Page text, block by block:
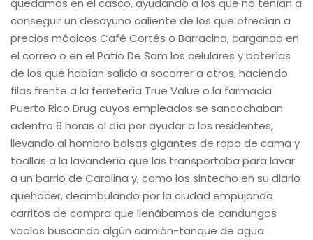
quedamos en el casco, ayudando a los que no tenían a
conseguir un desayuno caliente de los que ofrecían a
precios módicos Café Cortés o Barracina, cargando en
el correo o en el Patio De Sam los celulares y baterías
de los que habían salido a socorrer a otros, haciendo
filas frente a la ferretería True Value o la farmacia
Puerto Rico Drug cuyos empleados se sancochaban
adentro 6 horas al día por ayudar a los residentes,
llevando al hombro bolsas gigantes de ropa de cama y
toallas a la lavandería que las transportaba para lavar
a un barrio de Carolina y, como los sintecho en su diario
quehacer, deambulando por la ciudad empujando
carritos de compra que llenábamos de candungos
vacíos buscando algún camión-tanque de agua